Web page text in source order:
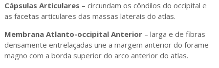
Cápsulas Articulares – circundam os côndilos do occipital e
as facetas articulares das massas laterais do atlas.
Membrana Atlanto-occipital Anterior– larga e de fibras
densamente entrelaçadas une a margem anterior do forame
magno com a borda superior do arco anterior do atlas.